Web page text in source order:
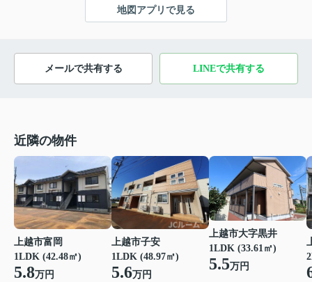
地図アプリで見る
メールで共有する LINEで共有する
近隣の物件
上越市富岡
1LDK (42.48㎡)
5.8万円
上越市子安
1LDK (48.97㎡)
5.6万円
上越市大字黒井
1LDK (33.61㎡)
5.5万円